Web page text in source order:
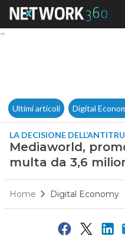
Ultimi articoli Digital
LA DECISIONE
Mediaworld,
multa da 3,6
Home Digital Economy